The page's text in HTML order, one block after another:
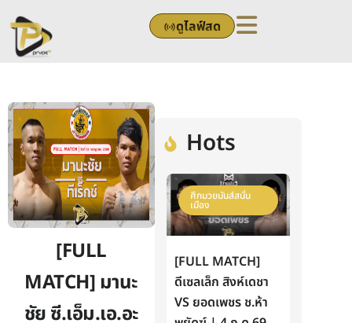
to
content
ดูไลฟ์สด
[FULL
MATCH] มานะ
ชัย ซี.เอ็ม.เอ.อะ
Hots
ศึกมวยมันส์สนั่น
เมือง
[FULL MATCH]
ดีเซลเล็ก สิงห์เดชา
VS ยอดเพชร ช.ห้า